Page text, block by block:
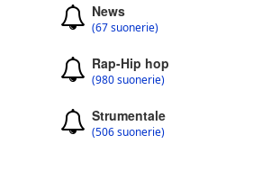
News
(67 suonerie)
Rap-Hip hop
(980 suonerie)
Strumentale
(506 suonerie)